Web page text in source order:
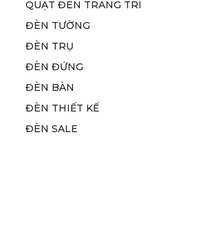
QUẠT ĐÈN TRANG TRÍ
ĐÈN TƯỜNG
ĐÈN TRỤ
ĐÈN ĐỨNG
ĐÈN BÀN
ĐÈN THIẾT KẾ
ĐÈN SALE